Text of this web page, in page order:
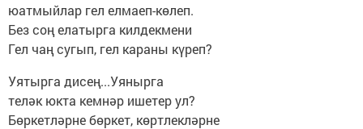
юатмыйлар гел елмаеп-көлеп.
Без соң елатырга килдекмени
Гел чаң сугып, гел караны күреп?
Уятырга дисең...Уянырга
теләк юкта кемнәр ишетер ул?
Бөркетләрне бөркет, көртлекләрне